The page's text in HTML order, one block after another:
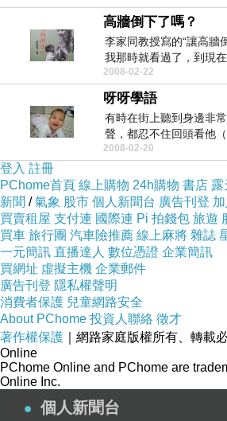
高牆倒下了嗎？
李家同教授寫的“讓高牆
我那時就看過了，到現
看了好...
2008-02-22
呀呀學語
有時在街上聽到身邊非
聲，都忍不住回頭看他
喲，這麼小小的...
2008-02-20
登入 註冊
PChome首頁 線上購物 24h購物 書店 露
新聞 /氣象 股市 個人新聞台 廣告刊登
買賣租屋 支付連 國際連 Pi 拍錢包 旅遊
買車 旅行團 汽車險推薦 線上麻將 雜誌
一元簡訊 直播達人 數位憑證 企業簡訊
買網址 虛擬主機 企業郵件
廣告刊登 隱私權聲明
消費者保護 兒童網路安全
About PChome 投資人聯絡 徵才
著作權保護 ｜網路家庭版權所有、轉載
Online
PChome Online and PChome are
Online Inc.
個人新聞台